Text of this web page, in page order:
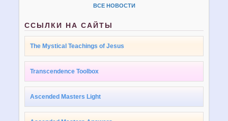
ВСЕ НОВОСТИ
ССЫЛКИ НА САЙТЫ
The Mystical Teachings of Jesus
Transcendence Toolbox
Ascended Masters Light